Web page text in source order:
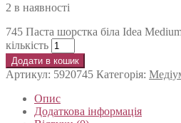
2 в наявності
745 Паста шорстка біла Idea
кількість
Додати в кошик
Артикул: 5920745 Категорія:
Опис
Додаткова інформація